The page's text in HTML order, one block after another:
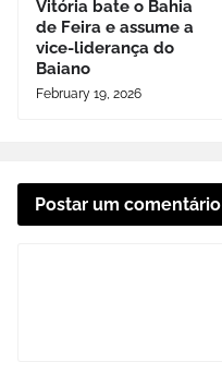
Vitória bate o Bahia
de Feira e assume a
vice-liderança do
Baiano
February 19, 2026
Postar um comentário